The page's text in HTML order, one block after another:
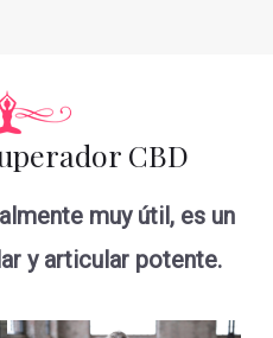
CBD
muy útil, es un
y articular potente.